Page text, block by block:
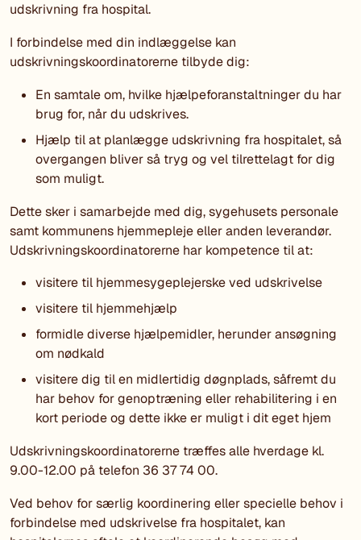
udskrivning fra hospital.
I forbindelse med din indlæggelse kan
udskrivningskoordinatorerne tilbyde dig:
En samtale om, hvilke hjælpeforanstaltninger du har
brug for, når du udskrives.
Hjælp til at planlægge udskrivning fra hospitalet, så
overgangen bliver så tryg og vel tilrettelagt for dig
som muligt.
Dette sker i samarbejde med dig, sygehusets personale
samt kommunens hjemmepleje eller anden leverandør.
Udskrivningskoordinatorerne har kompetence til at:
visitere til hjemmesygeplejerske ved udskrivelse
visitere til hjemmehjælp
formidle diverse hjælpemidler, herunder ansøgning
om nødkald
visitere dig til en midlertidig døgnplads, såfremt du
har behov for genoptræning eller rehabilitering i en
kort periode og dette ikke er muligt i dit eget hjem
Udskrivningskoordinatorerne træffes alle hverdage kl.
9.00-12.00 på telefon 36 37 74 00.
Ved behov for særlig koordinering eller specielle behov i
forbindelse med udskrivelse fra hospitalet, kan